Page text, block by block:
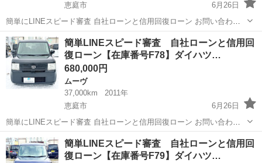
恵庭市
6月26日
簡単にLINEスピード審査 自社ローンと信用回復ローン お問い合わせ
お待ちしております。 スムーズにご対応いたしますので是非ご連絡お
待ちしております。 ＿＿＿＿＿＿＿＿＿＿＿＿＿＿＿＿＿＿＿＿＿
＿...
北海道 恵庭市 ムーヴ ローン
簡単LINEスピード審査 自社ローンと信用回
復ローン【在庫番号F78】ダイハツ…
680,000円
ムーヴ
37,000km
2011年
恵庭市
6月26日
簡単にLINEスピード審査 自社ローンと信用回復ローン お問い合わせ
お待ちしております。 スムーズにご対応いたしますので是非ご連絡お
待ちしております。 ＿＿＿＿＿＿＿＿＿＿＿＿＿＿＿＿＿＿＿＿＿
＿...
北海道 恵庭市 ムーヴ ローン
簡単LINEスピード審査 自社ローンと信用回
復ローン【在庫番号F79】ダイハツ…